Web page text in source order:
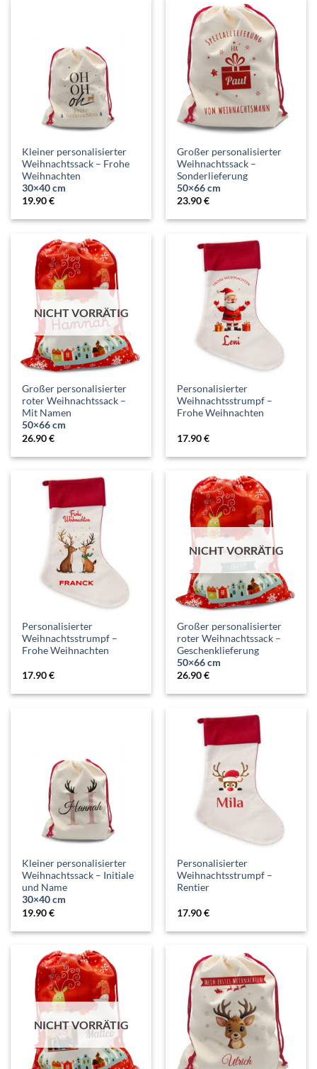
Kleiner personalisierter
Weihnachtssack – Frohe
Weihnachten
30×40 cm
19.90€
Großer personalisierter
Weihnachtssack –
Sonderlieferung
50×66 cm
23.90€
NICHT VORRÄTIG
Großer personalisierter
roter Weihnachtssack –
Mit Namen
50×66 cm
26.90€
Personalisierter
Weihnachtsstrumpf –
Frohe Weihnachten
17.90€
Personalisierter
Weihnachtsstrumpf –
Frohe Weihnachten
17.90€
NICHT VORRÄTIG
Großer personalisierter
roter Weihnachtssack –
Geschenklieferung
50×66 cm
26.90€
Kleiner personalisierter
Weihnachtssack – Initiale
und Name
30×40 cm
19.90€
Personalisierter
Weihnachtsstrumpf –
Rentier
17.90€
NICHT VORRÄTIG